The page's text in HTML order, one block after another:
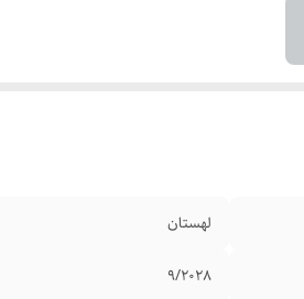
لهستان
9/2028